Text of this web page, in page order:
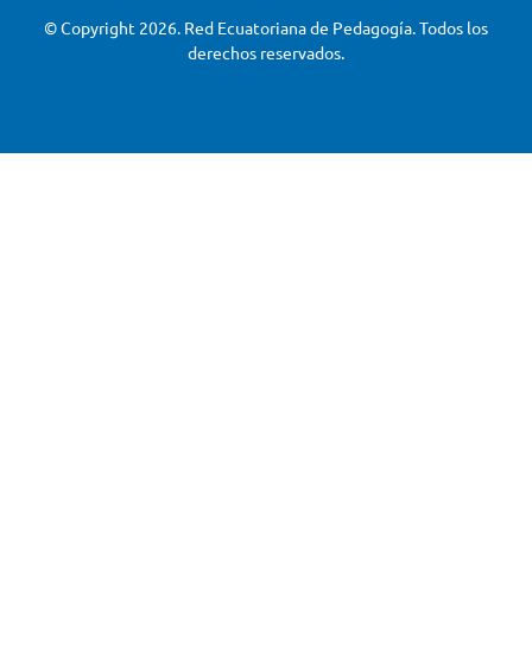
© Copyright 2026. Red Ecuatoriana de Pedagogía. Todos los
derechos reservados.